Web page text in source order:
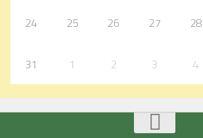
24 25 26 27 28
31 1 2 3 4